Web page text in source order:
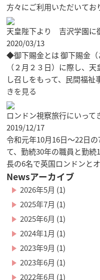
方々にご利用いただいてお
天皇陛下より 吉沢学園に
2020/03/13
◆御下賜金とは 御下賜金
（２月２３日）に際し、
し召しをもって、民間福
きを見る
ロンドン視察旅行にいって
2019/12/17
令和元年10月16日～22日
て、勤続30年の職員と勤
長の6名で英国ロンドンと
Newsアーカイブ
2026年5月 (1)
2025年7月 (1)
2025年6月 (1)
2024年1月 (1)
2023年9月 (1)
2023年6月 (1)
2022年6月 (1)